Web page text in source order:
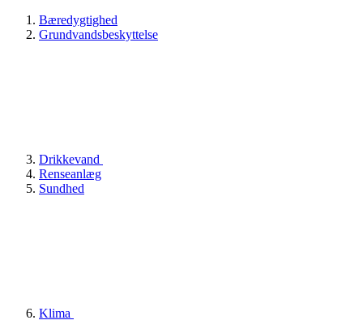
Bæredygtighed
Grundvandsbeskyttelse
Drikkevand
Renseanlæg
Sundhed
Klima